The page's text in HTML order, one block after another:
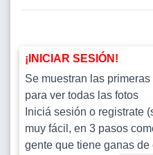
¡INICIAR SESIÓN!
Se muestran las
para ver todas las fotos
Iniciá sesión o registrate
muy fácil, en 3 pasos
gente que tiene ganas de